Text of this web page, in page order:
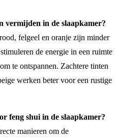
vermijden in de slaapkamer?
felgeel en oranje zijn minder
de energie in een ruimte
te ontspannen. Zachtere tinten
werken beter voor een rustige
feng shui in de slaapkamer?
manieren om de